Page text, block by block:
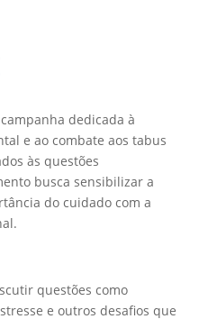
dedicada à
e ao combate aos tabus
às questões
busca sensibilizar a
do cuidado com a
questões como
e outros desafios que